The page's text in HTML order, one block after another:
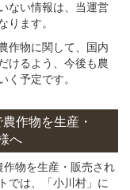
ない情報は、当運営
ります。
作物に関して、国内
けるよう、今後も農
く予定です。
農作物を生産・
へ
物を生産・販売され
では、「小川村」に